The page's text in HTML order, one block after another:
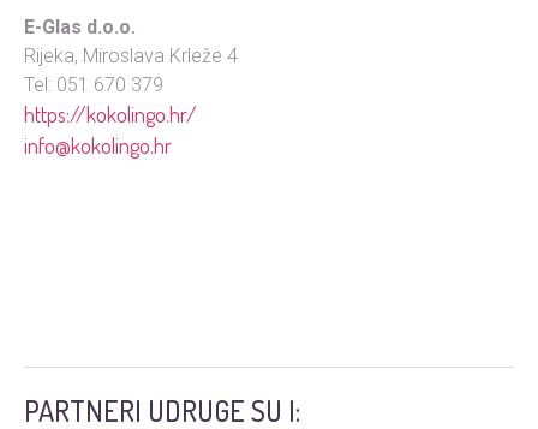
E-Glas d.o.o.
Rijeka, Miroslava Krleže 4
Tel: 051 670 379
https://kokolingo.hr/
info@kokolingo.hr
PARTNERI UDRUGE SU I: